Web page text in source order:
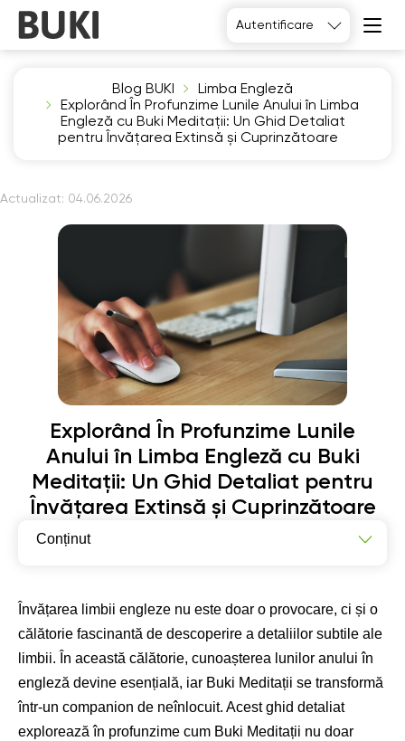
Autentificare
Blog BUKI
Limba Engleză
Explorând În Profunzime Lunile Anului în Limba
Engleză cu Buki Meditații: Un Ghid Detaliat
pentru Învățarea Extinsă și Cuprinzătoare
Actualizat: 04.06.2026
Explorând În Profunzime Lunile
Anului în Limba Engleză cu Buki
Meditații: Un Ghid Detaliat pentru
Învățarea Extinsă și Cuprinzătoare
Conținut
Cum se Scriu Lunile Anului în Engleză: Ghid Detaliat și
Exemple Practice
Lunile Anului în Engleză pentru Copii: Personalizare și
Angajament Continuu
Explorând Lunile Primăverii: Îmbinând Limba cu
Elemente Naturale și Tradiții Culturale
Învățarea limbii engleze nu este doar o provocare, ci și o
călătorie fascinantă de descoperire a detaliilor subtile ale
limbii. În această călătorie, cunoașterea lunilor anului în
engleză devine esențială, iar Buki Meditații se transformă
într-un companion de neînlocuit. Acest ghid detaliat
explorează în profunzime cum Buki Meditații nu doar